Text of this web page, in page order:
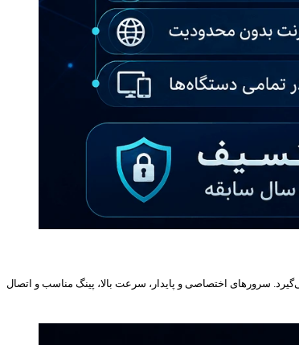
سرورهای اختصاصی و پایدار، سرعت بالا، پینگ مناسب و اتصال